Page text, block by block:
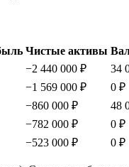
Чистые активы
−2 440 000 ₽
34
−1 569 000 ₽
0 ₽
−860 000 ₽
48
−782 000 ₽
0 ₽
−523 000 ₽ 0 ₽